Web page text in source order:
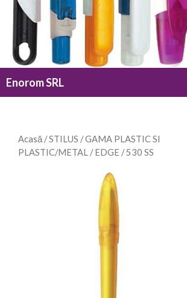
Enorom SRL
Acasă /STILUS /GAMA PLASTIC SI
PLASTIC/METAL /EDGE / 530 SS